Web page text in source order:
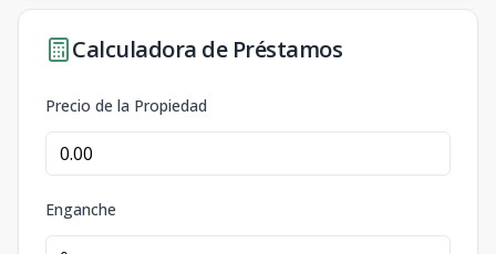
Calculadora de Préstamos
Precio de la Propiedad
Enganche